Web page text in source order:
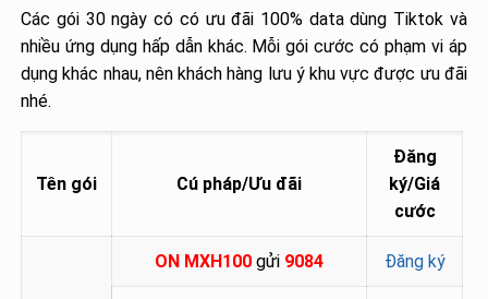
Các gói 30 ngày có có ưu đãi 100% data dùng Tiktok và
nhiều ứng dụng hấp dẫn khác. Mỗi gói cước có phạm vi áp
dụng khác nhau, nên khách hàng lưu ý khu vực được ưu đãi
nhé.
Tên gói Cú pháp/Ưu đãi
Đăng
ký/Giá
cước
ON MXH100gửi 9084 Đăng ký